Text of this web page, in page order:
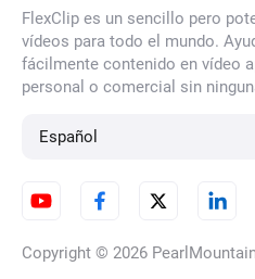
IA
FlexClip es un sencillo pero
vídeos para todo el mundo.
fácilmente contenido en vídeo
personal o comercial sin
Español
Copyright © 2026